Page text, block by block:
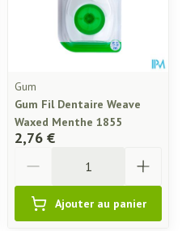
Gum
Gum Fil Dentaire Weave
Waxed Menthe 1855
2,76 €
Ajouter au panier